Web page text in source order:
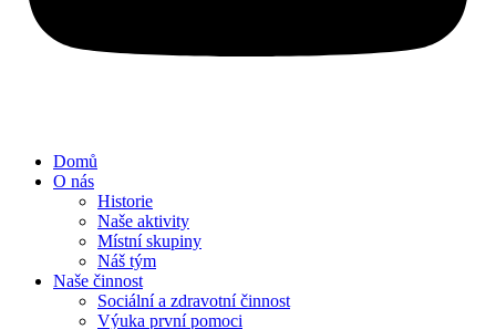
Domů
O nás
Historie
Naše aktivity
Místní skupiny
Náš tým
Naše činnost
Sociální a zdravotní činnost
Výuka první pomoci